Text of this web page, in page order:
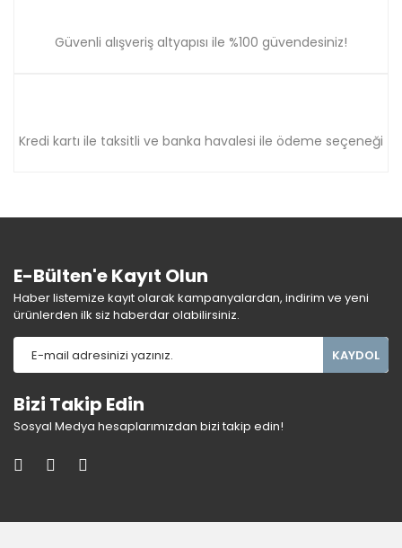
Güvenli alışveriş altyapısı ile %100 güvendesiniz!
Kredi kartı ile taksitli ve banka havalesi ile ödeme seçeneği
E-Bülten'e Kayıt Olun
Haber listemize kayıt olarak kampanyalardan, indirim ve yeni
ürünlerden ilk siz haberdar olabilirsiniz.
KAYDOL
Bizi Takip Edin
Sosyal Medya hesaplarımızdan bizi takip edin!